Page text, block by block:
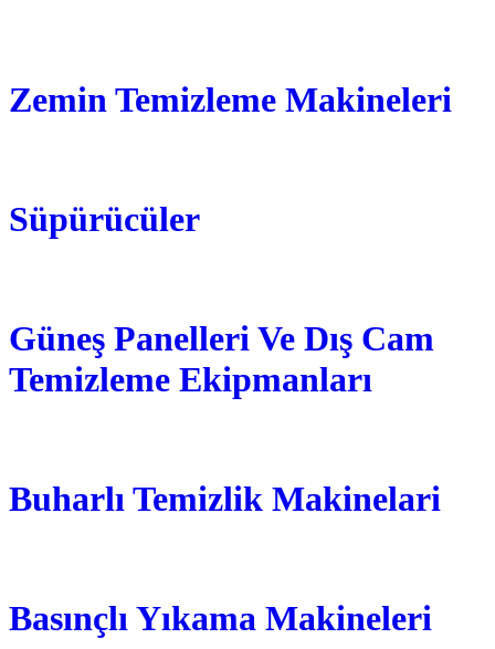
Zemin Temizleme Makineleri
Süpürücüler
Güneş Panelleri Ve Dış Cam
Temizleme Ekipmanları
Buharlı Temizlik Makinelari
Basınçlı Yıkama Makineleri